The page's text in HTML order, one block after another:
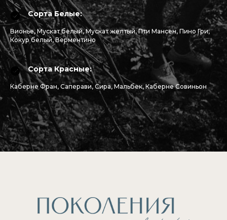
Сорта Белые:
Вионье, Мускат белый, Мускат желтый, Пти Мансен, Пино Гри,
Кокур белый, Верментино
Сорта Красные:
Каберне Фран, Саперави, Сира, Мальбек, Каберне Совиньон